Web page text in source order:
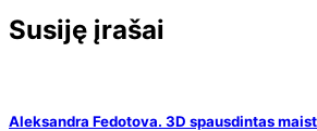
Susiję įrašai
Aleksandra Fedotova. 3D spausdintas